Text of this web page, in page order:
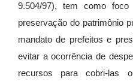
9.504/97), tem como
preservação do patrimônio
mandato de prefeitos e
evitar a ocorrência de
recursos para cobri-las